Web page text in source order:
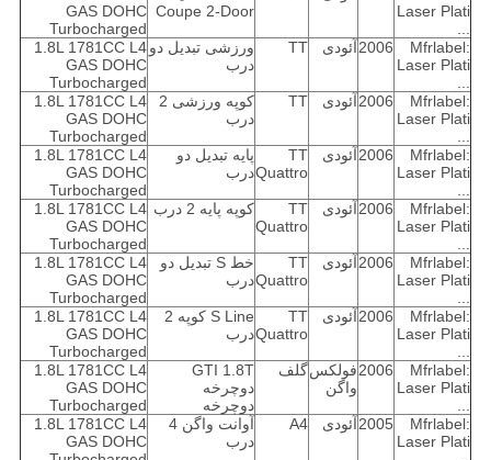
Laser Plati
...
Coupe 2-Door
GAS DOHC
Turbocharged
Mfrlabel:
Laser Plati
...
2006آئودی TT
ورزشی تبدیل دو
درب
1.8L 1781CC L4
GAS DOHC
Turbocharged
Mfrlabel:
Laser Plati
...
2006آئودی TT
کوپه ورزشی 2
درب
1.8L 1781CC L4
GAS DOHC
Turbocharged
Mfrlabel:
Laser Plati
...
2006آئودی
TT
Quattro
پایه تبدیل دو
درب
1.8L 1781CC L4
GAS DOHC
Turbocharged
Mfrlabel:
Laser Plati
...
2006آئودی
TT
Quattro
کوپه پایه 2 درب
1.8L 1781CC L4
GAS DOHC
Turbocharged
Mfrlabel:
Laser Plati
...
2006آئودی
TT
Quattro
خط S تبدیل دو
درب
1.8L 1781CC L4
GAS DOHC
Turbocharged
Mfrlabel:
Laser Plati
...
2006آئودی
TT
Quattro
S Line کوپه 2
درب
1.8L 1781CC L4
GAS DOHC
Turbocharged
Mfrlabel:
Laser Plati
...
2006فولکس
واگن
گلف
GTI 1.8T
دوچرخه
دوچرخه
1.8L 1781CC L4
GAS DOHC
Turbocharged
Mfrlabel:
Laser Plati
2005آئودی A4
آوانت واگن 4
درب
1.8L 1781CC L4
GAS DOHC